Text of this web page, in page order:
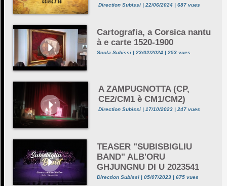
Direction Subissi | 22/06/2024 | 687 vues
Cartografia, a Corsica nantu
à e carte 1520-1900
Scola Subissi | 23/02/2024 | 253 vues
A ZAMPUGNOTTA (CP,
CE2/CM1 è CM1/CM2)
Direction Subissi | 17/10/2023 | 247 vues
TEASER "SUBISBIGLIU
BAND" ALB'ORU
GHJUNGNU DI U 2023541
Direction Subissi | 05/07/2023 | 675 vues